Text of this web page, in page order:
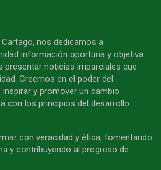
nos dedicamos a
información oportuna y objetiva.
presentar noticias imparciales que
Creemos en el poder del
y promover un cambio
con los principios del desarrollo
con veracidad y ética, fomentando
y contribuyendo al progreso de